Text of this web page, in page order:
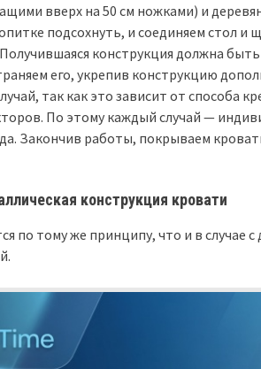
вверх на 50 см ножками) и
подсохнуть, и соединяем стол и
конструкция должна
его, укрепив конструкцию
так как это зависит от способа
По этому каждый случай —
Закончив работы, покрываем
конструкция кровати
по тому же принципу, что и в случае